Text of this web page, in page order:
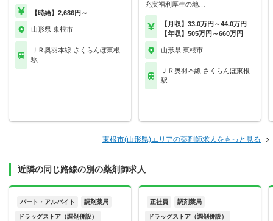
【時給】2,686円～
山形県 東根市
ＪＲ奥羽本線 さくらんぼ東根
駅
充実福利厚生の地…
【月収】33.0万円～44.0万円
【年収】505万円～660万円
山形県 東根市
ＪＲ奥羽本線 さくらんぼ東根
駅
東根市(山形県)エリアの薬剤師求人をもっと見る
近隣の同じ路線の別の薬剤師求人
パート・アルバイト 調剤薬局
ドラッグストア（調剤併設）
正社員 調剤薬局
ドラッグストア（調剤併設）